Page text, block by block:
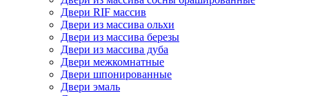
Двери RIF массив
Двери из массива ольхи
Двери из массива березы
Двери из массива дуба
Двери межкомнатные
Двери шпонированные
Двери эмаль